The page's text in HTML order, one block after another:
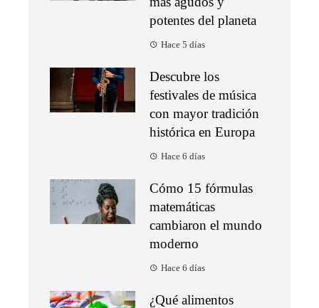
potentes del planeta
Hace 5 días
Descubre los
festivales de música
con mayor tradición
histórica en Europa
Hace 6 días
Cómo 15 fórmulas
matemáticas
cambiaron el mundo
moderno
Hace 6 días
¿Qué alimentos